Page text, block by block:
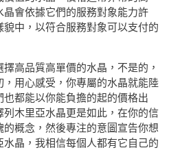
晶會依據它們的服務對象能力許
中，以符合服務對象可以支付的
高品質高單價的水晶，不是的，
，用心感受，你專屬的水晶就能陸
都能以你能負擔的起的價格出
列木里亞水晶更是如此，在你的信
的概念，然後專注的意圖宣告你想
晶，我相信每個人都有它自己的